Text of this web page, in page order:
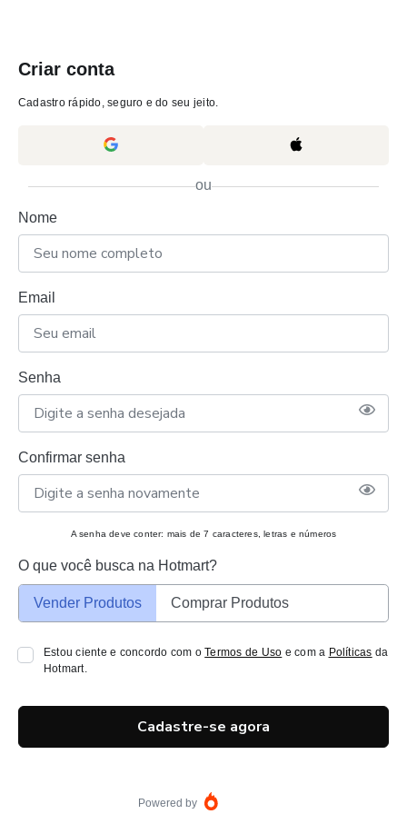
Criar conta
Cadastro rápido, seguro e do seu jeito.
ou
Nome
Email
Senha
Confirmar senha
A senha deve conter: mais de 7 caracteres, letras e números
O que você busca na Hotmart?
Vender Produtos Comprar Produtos
Estou ciente e concordo com oTermos de Uso e com a Políticas da
Hotmart.
Cadastre-se agora
Powered by